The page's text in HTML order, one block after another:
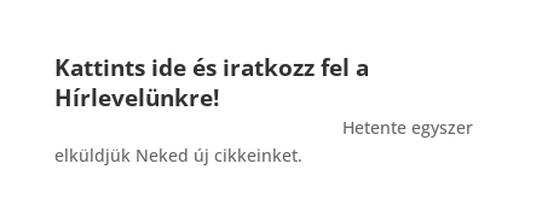
Kattints ide és iratkozz fel a
Hírlevelünkre!
Hetente egyszer
elküldjük Neked új cikkeinket.